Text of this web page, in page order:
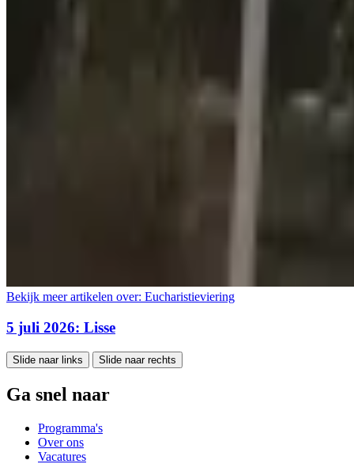
Bekijk meer artikelen over: Eucharistieviering
5 juli 2026: Lisse
Slide naar links Slide naar rechts
Ga snel naar
Programma's
Over ons
Vacatures